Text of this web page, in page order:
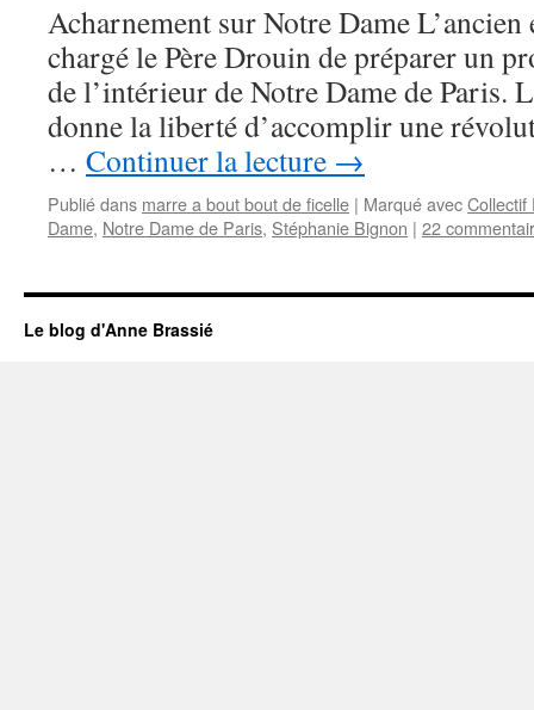
Acharnement sur Notre Dame L’ancien
chargé le Père Drouin de préparer un
de l’intérieur de Notre Dame de Paris.
donne la liberté d’accomplir une
… Continuer la lecture →
Publié dans marre a bout bout de ficelle | Marqué avecCollectif
Dame, Notre Dame de Paris, Stéphanie Bignon | 22
Le blog d'Anne Brassié